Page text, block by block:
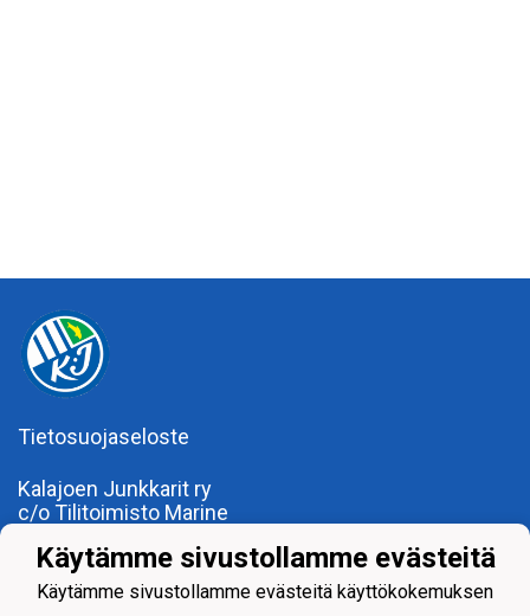
Tietosuojaseloste
Kalajoen Junkkarit ry
c/o Tilitoimisto Marine
85100 Kalajoki
Y-tunnus 0185922-0
Yhdistysrekisterinumero 120.904
Käytämme sivustollamme evästeitä
Käytämme sivustollamme evästeitä käyttökokemuksen